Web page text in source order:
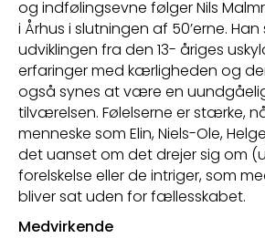
og indfølingsevne følger Nils
i Århus i slutningen af 50’erne. Han
udviklingen fra den 13- åriges
erfaringer med kærligheden og
også synes at være en
tilværelsen. Følelserne er stærke,
menneske som Elin, Niels-Ole,
det uanset om det drejer sig om
forelskelse eller de intriger, som
bliver sat uden for fællesskabet.
Medvirkende